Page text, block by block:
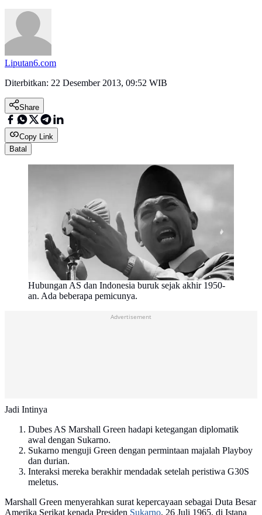
Liputan6.com
Diterbitkan: 22 Desember 2013, 09:52 WIB
Share
Copy Link
Batal
Hubungan AS dan Indonesia buruk sejak akhir 1950-
an. Ada beberapa pemicunya.
Advertisement
Jadi Intinya
Dubes AS Marshall Green hadapi ketegangan diplomatik
awal dengan Sukarno.
Sukarno menguji Green dengan permintaan majalah Playboy
dan durian.
Interaksi mereka berakhir mendadak setelah peristiwa G30S
meletus.
Marshall Green menyerahkan surat kepercayaan sebagai Duta Besar
Amerika Serikat kepada Presiden Sukarno, 26 Juli 1965, di Istana